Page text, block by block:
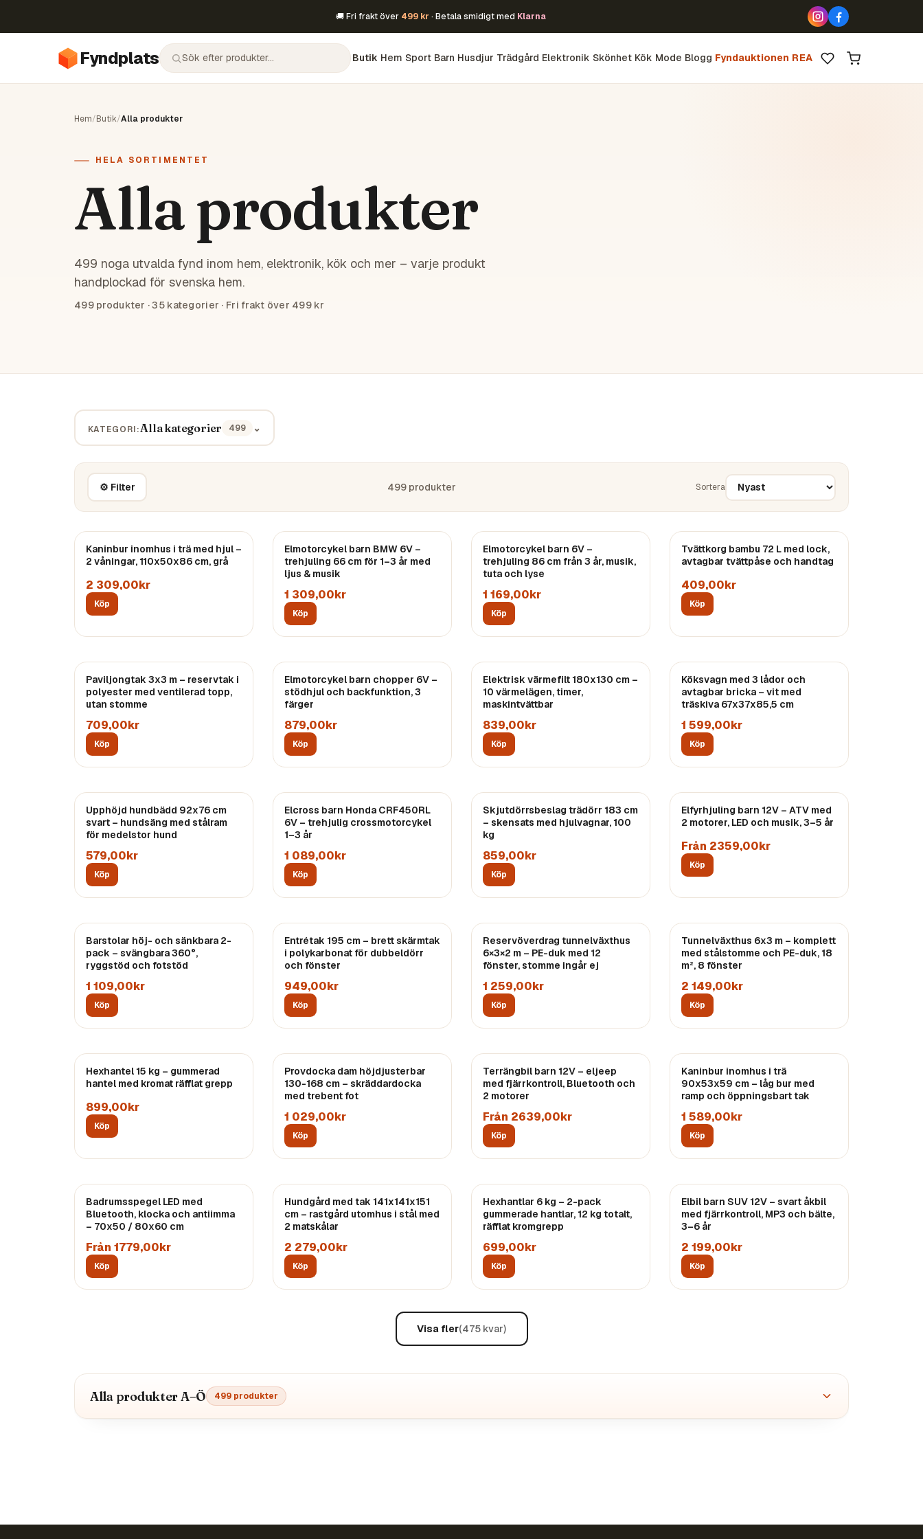
🚚 Fri frakt över 499 kr · Betala smidigt med Klarna
Fyndplats Butik Hem Sport Barn Husdjur Trädgård Elektronik Skönhet Kök Mode Blogg Fyndauktionen REA
Hem/Butik/Alla produkter
HELA SORTIMENTET
Alla produkter
499 noga utvalda fynd inom hem, elektronik, kök och mer – varje produkt
handplockad för svenska hem.
499produkter ·35 kategorier · Fri frakt över 499 kr
KATEGORI:Alla kategorier 499 ⌄
⚙ Filter 499 produkter Sortera
Kaninbur inomhus i trä med hjul –
2 våningar, 110x50x86 cm, grå
2 309,00kr
Köp
Elmotorcykel barn BMW 6V –
trehjuling 66 cm för 1–3 år med
ljus & musik
1 309,00kr
Köp
Elmotorcykel barn 6V –
trehjuling 86 cm från 3 år, musik,
tuta och lyse
1 169,00kr
Köp
Tvättkorg bambu 72 L med lock,
avtagbar tvättpåse och handtag
409,00kr
Köp
Paviljongtak 3x3 m – reservtak i
polyester med ventilerad topp,
utan stomme
709,00kr
Köp
Elmotorcykel barn chopper 6V –
stödhjul och backfunktion, 3
färger
879,00kr
Köp
Elektrisk värmefilt 180x130 cm –
10 värmelägen, timer,
maskintvättbar
839,00kr
Köp
Köksvagn med 3 lådor och
avtagbar bricka – vit med
träskiva 67x37x85,5 cm
1 599,00kr
Köp
Upphöjd hundbädd 92x76 cm
svart – hundsäng med stålram
för medelstor hund
579,00kr
Köp
Elcross barn Honda CRF450RL
6V – trehjulig crossmotorcykel
1–3 år
1 089,00kr
Köp
Skjutdörrsbeslag trädörr 183 cm
– skensats med hjulvagnar, 100
kg
859,00kr
Köp
Elfyrhjuling barn 12V – ATV med
2 motorer, LED och musik, 3–5 år
Från 2359,00kr
Köp
Barstolar höj- och sänkbara 2-
pack – svängbara 360°,
ryggstöd och fotstöd
1 109,00kr
Köp
Entrétak 195 cm – brett skärmtak
i polykarbonat för dubbeldörr
och fönster
949,00kr
Köp
Reservöverdrag tunnelväxthus
6×3×2 m – PE-duk med 12
fönster, stomme ingår ej
1 259,00kr
Köp
Tunnelväxthus 6x3 m – komplett
med stålstomme och PE-duk, 18
m², 8 fönster
2 149,00kr
Köp
Hexhantel 15 kg – gummerad
hantel med kromat räfflat grepp
899,00kr
Köp
Provdocka dam höjdjusterbar
130-168 cm – skräddardocka
med trebent fot
1 029,00kr
Köp
Terrängbil barn 12V – eljeep
med fjärrkontroll, Bluetooth och
2 motorer
Från 2639,00kr
Köp
Kaninbur inomhus i trä
90x53x59 cm – låg bur med
ramp och öppningsbart tak
1 589,00kr
Köp
Badrumsspegel LED med
Bluetooth, klocka och antiimma
– 70x50 / 80x60 cm
Från 1779,00kr
Köp
Hundgård med tak 141x141x151
cm – rastgård utomhus i stål med
2 matskålar
2 279,00kr
Köp
Hexhantlar 6 kg – 2-pack
gummerade hantlar, 12 kg totalt,
räfflat kromgrepp
699,00kr
Köp
Elbil barn SUV 12V – svart åkbil
med fjärrkontroll, MP3 och bälte,
3–6 år
2 199,00kr
Köp
Visa fler(475 kvar)
Alla produkter A–Ö 499 produkter